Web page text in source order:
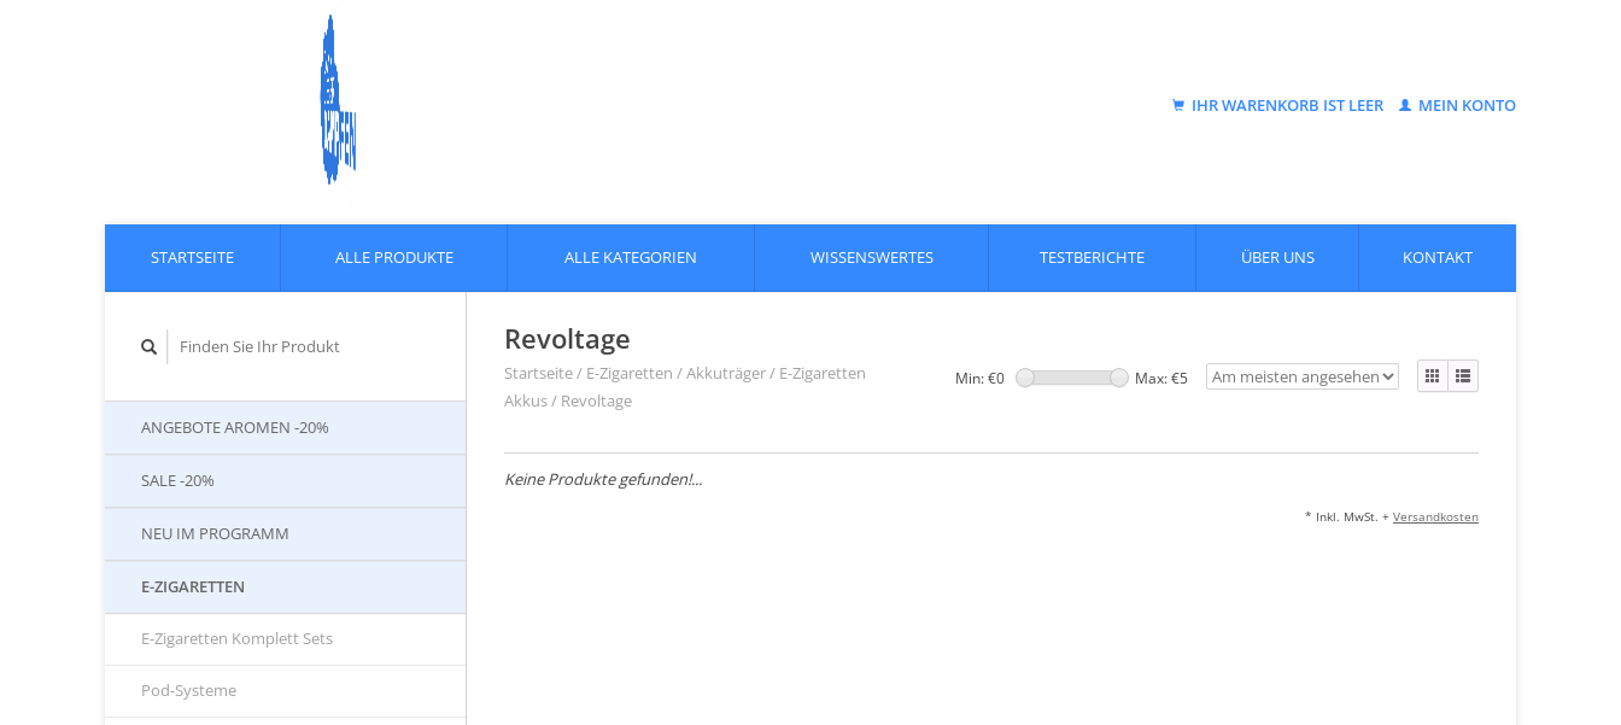
IHR WARENKORB IST LEER MEIN KONTO
STARTSEITE ALLE PRODUKTE ALLE KATEGORIEN WISSENSWERTES TESTBERICHTE ÜBER UNS KONTAKT
ANGEBOTE AROMEN -20%
SALE -20%
NEU IM PROGRAMM
E-ZIGARETTEN
E-Zigaretten Komplett Sets
Pod-Systeme
Revoltage
Startseite/ E-Zigaretten /Akkuträger / E-Zigaretten
Akkus/ Revoltage
Min: €0 Max: €5
Keine Produkte gefunden!...
* Inkl. MwSt. + Versandkosten